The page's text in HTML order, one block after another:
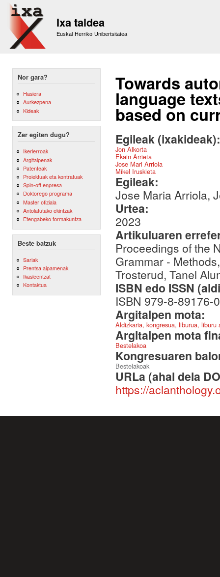
Ixa taldea
Euskal Herriko Unibertsitatea
Nor gara?
Hasiera
Aurkezpena
Kideak
Zer egiten dugu?
Ikerlerroak
Argitalpenak
Patenteak
Proiektuak eta kontratuak
Spin-off enpresa
Doktorego programa
Master ofiziala
Antolatutako ekintzak
Etengabeko formakuntza
Beste batzuk
Sariak
Prentsa aipamenak
Ikasleentzat
Kontaktua
Towards
language
based on
Egileak
Jon Alkorta
Ekain Arrieta
Jose Mari Arriola
Mikel Iruskieta
Egileak:
Jose Maria Arriola,
Urtea:
2023
Artikuluaren
Proceedings of the
Grammar -
Trosterud, Tanel
ISBN edo ISSN
ISBN 979-8-89176-
Argitalpen mota:
Aldizkaria, kongresua, liburua,
Argitalpen mota
Bestelakoa
Kongresuaren
Bestelakoak
URLa (ahal dela
https://